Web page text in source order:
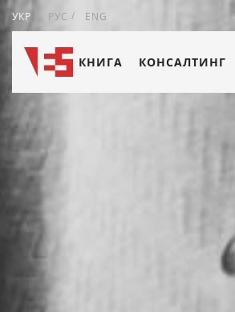
УКР РУС ENG
КНИГА КОНСАЛТИНГ